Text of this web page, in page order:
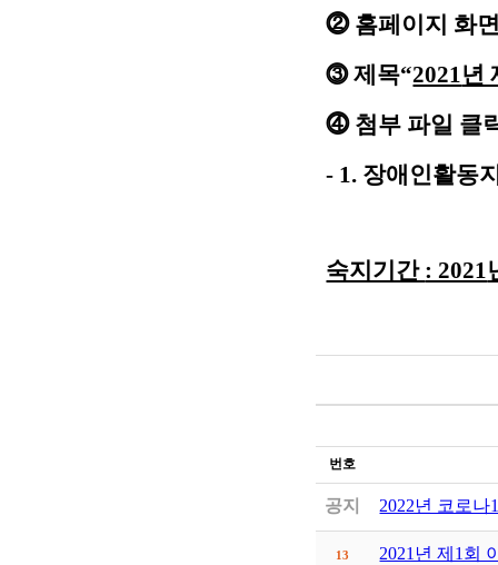
⓶ 홈페이지 화
⓷제목“2021년
⓸ 첨부 파일 클
- 1. 장애인활동
숙지기간 : 2021
번호
공지 2022년 코로나
13 2021년 제1회